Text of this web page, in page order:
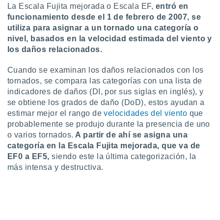
perfiles
utilizar
uso de
la
contenido
medir el
la
el
del
de
o a través
La Escala Fujita mejorada o Escala EF, entró en
funcionamiento desde el 1 de febrero de 2007, se
utiliza para asignar a un tornado una categoría o
nivel, basados en la velocidad estimada del viento y
los daños relacionados.
Cuando se examinan los daños relacionados con los
tornados, se compara las categorías con una lista de
indicadores de daños (DI, por sus siglas en inglés), y
se obtiene los grados de daño (DoD), estos ayudan a
estimar mejor el rango develocidades del viento que
probablemente se produjo durante la presencia de uno
o varios tornados. A partir de ahí se asigna una
categoría en la Escala Fujita mejorada, que va de
EF0 a EF5,siendo este la última categorización, la
más intensa y destructiva.